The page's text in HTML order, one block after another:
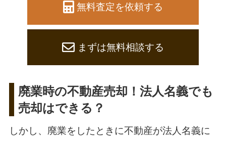
無料査定を依頼する
まずは無料相談する
廃業時の不動産売却！法人名義でも
売却はできる？
しかし、廃業をしたときに不動産が法人名義に